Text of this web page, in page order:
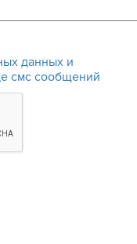
данных и
смс сообщений